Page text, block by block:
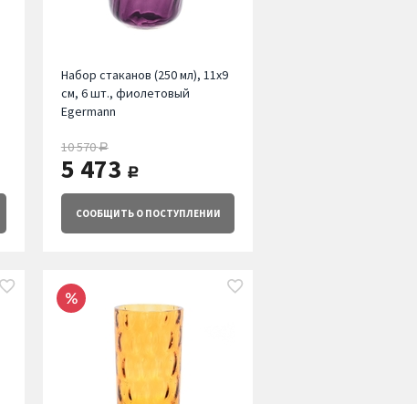
Набор стаканов (250 мл), 11х9
см, 6 шт., фиолетовый
Egermann
10 570руб.
5 473 руб.
СООБЩИТЬО ПОСТУПЛЕНИИ